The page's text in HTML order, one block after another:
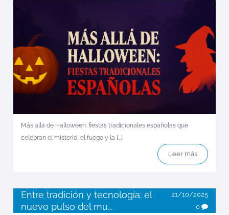
Más allá de Halloween: fiestas tradicionales españolas que
celebran el misterio, el fuego y la [...]
Leer más
Entre tradición y tecnología: el
nuevo pulso del mu...
21/10/2025
0